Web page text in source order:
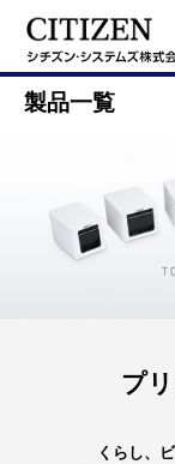
製品一覧
プ
くらし、